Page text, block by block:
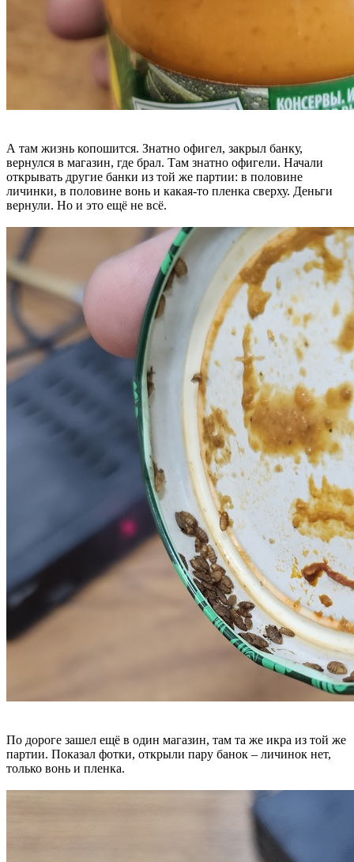
А там жизнь копошится. Знатно офигел, закрыл банку,
вернулся в магазин, где брал. Там знатно офигели. Начали
открывать другие банки из той же партии: в половине
личинки, в половине вонь и какая-то пленка сверху. Деньги
вернули. Но и это ещё не всё.
По дороге зашел ещё в один магазин, там та же икра из той же
партии. Показал фотки, открыли пару банок – личинок нет,
только вонь и пленка.